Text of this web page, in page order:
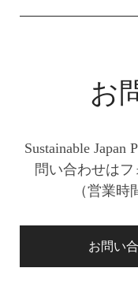
お
Sustainable Japan
問い合わせはフ
（営業
お問い